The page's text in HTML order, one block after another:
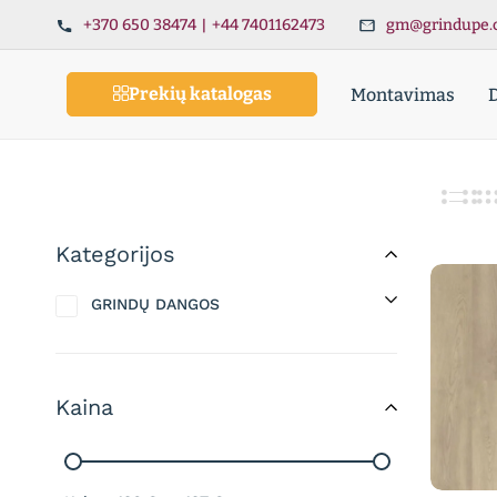
+370 650 38474 | +44 7401162473
Prekių katalogas Montavimas
Kategorijos
GRINDŲ DANGOS
Kaina